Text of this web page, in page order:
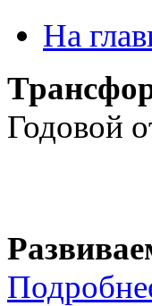
На
Годовой